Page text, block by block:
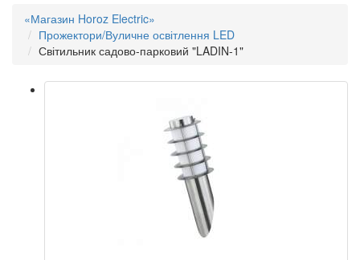
«Магазин Horoz Electric»
Прожектори/Вуличне освітлення LED
Світильник садово-парковий "LADIN-1"